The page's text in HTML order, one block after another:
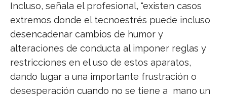
Incluso, señala el profesional, "existen casos
extremos donde el tecnoestrés puede incluso
desencadenar cambios de humor y
alteraciones de conducta al imponer reglas y
restricciones en el uso de estos aparatos,
dando lugar a una importante frustración o
desesperación cuando no se tiene a mano un